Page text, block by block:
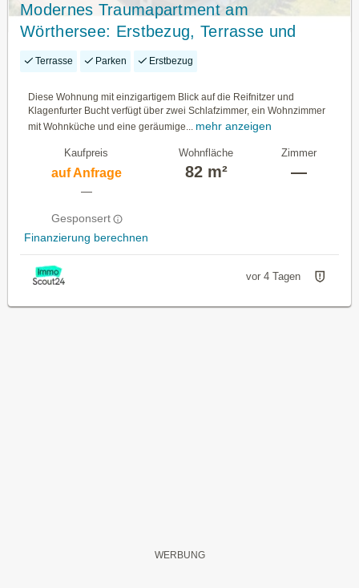
Modernes Traumapartment am
Wörthersee: Erstbezug, Terrasse und
Seeblick
Terrasse Parken Erstbezug
Diese Wohnung mit einzigartigem Blick auf die Reifnitzer und
Klagenfurter Bucht verfügt über zwei Schlafzimmer, ein Wohnzimmer
mit Wohnküche und eine geräumige... mehr anzeigen
Kaufpreis
auf Anfrage
—
Gesponsert
Finanzierung berechnen
Wohnfläche
82 m²
Zimmer
—
vor 4 Tagen